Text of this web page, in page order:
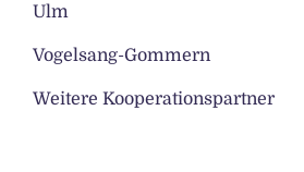
Ulm
Vogelsang-Gommern
Weitere Kooperationspartner